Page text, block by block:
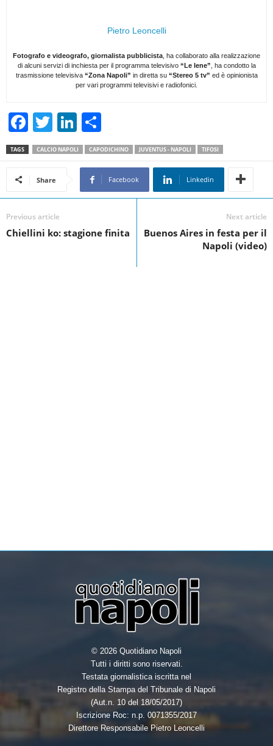
Pietro Leoncelli
Fotografo e videografo, giornalista pubblicista , ha collaborato alla realizzazione
di alcuni servizi di inchiesta per il programma televisivo “Le Iene” , ha condotto la
trasmissione televisiva “Zona Napoli” in diretta su “Stereo 5 tv” ed è opinionista
per vari programmi televisivi e radiofonici.
F
a
c
e
b
o
o
T
wi
tt
er
Li
n
k
dI
o
n
di
vi
TAGS CALCIO NAPOLI CAPODICHINO JUVENTUS - NAPOLI TIFOSI
Share Facebook Linkedin
Previous article
Chiellini ko: stagione finita
Next article
Buenos Aires in festa per il
Napoli (video)
© 2026 Quotidiano Napoli
Tutti i diritti sono riservati.
Testata giornalistica iscritta nel
Registro della Stampa del Tribunale di Napoli
(Aut.n. 10 del 18/05/2017)
Iscrizione Roc: n.p. 0071355/2017
Direttore Responsabile Pietro Leoncelli